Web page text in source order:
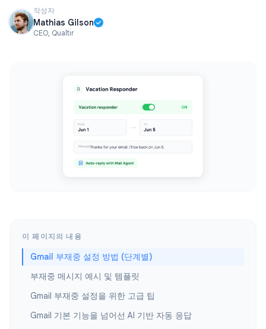
작성자
Mathias Gilson
CEO, Qualtir
이 페이지의 내용
Gmail 부재중 설정 방법 (단계별)
부재중 메시지 예시 및 템플릿
Gmail 부재중 설정을 위한 고급 팁
Gmail 기본 기능을 넘어선 AI 기반 자동 응답